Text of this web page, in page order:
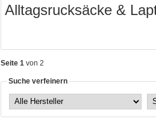
Alltagsrucksäcke &
Seite 1 von 2
Suche verfeinern